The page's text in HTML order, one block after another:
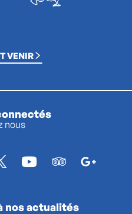
VENIR
nous
nos actualités